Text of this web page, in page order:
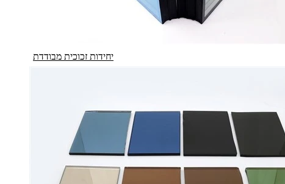
יחידות זכוכית מבודדת